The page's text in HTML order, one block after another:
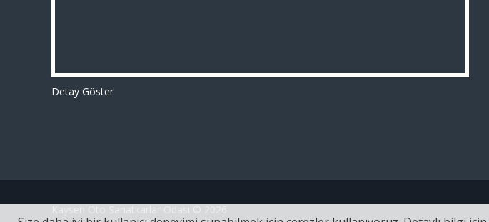
Detay Göster